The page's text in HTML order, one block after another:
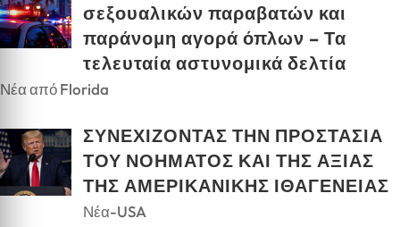
σεξουαλικών παραβατών και
παράνομη αγορά όπλων – Τα
τελευταία αστυνομικά δελτία
Νέα από Florida
ΣΥΝΕΧΙΖΟΝΤΑΣ ΤΗΝ ΠΡΟΣΤΑΣΙΑ
ΤΟΥ ΝΟΗΜΑΤΟΣ ΚΑΙ ΤΗΣ ΑΞΙΑΣ
ΤΗΣ ΑΜΕΡΙΚΑΝΙΚΗΣ ΙΘΑΓΕΝΕΙΑΣ
Νέα-USA